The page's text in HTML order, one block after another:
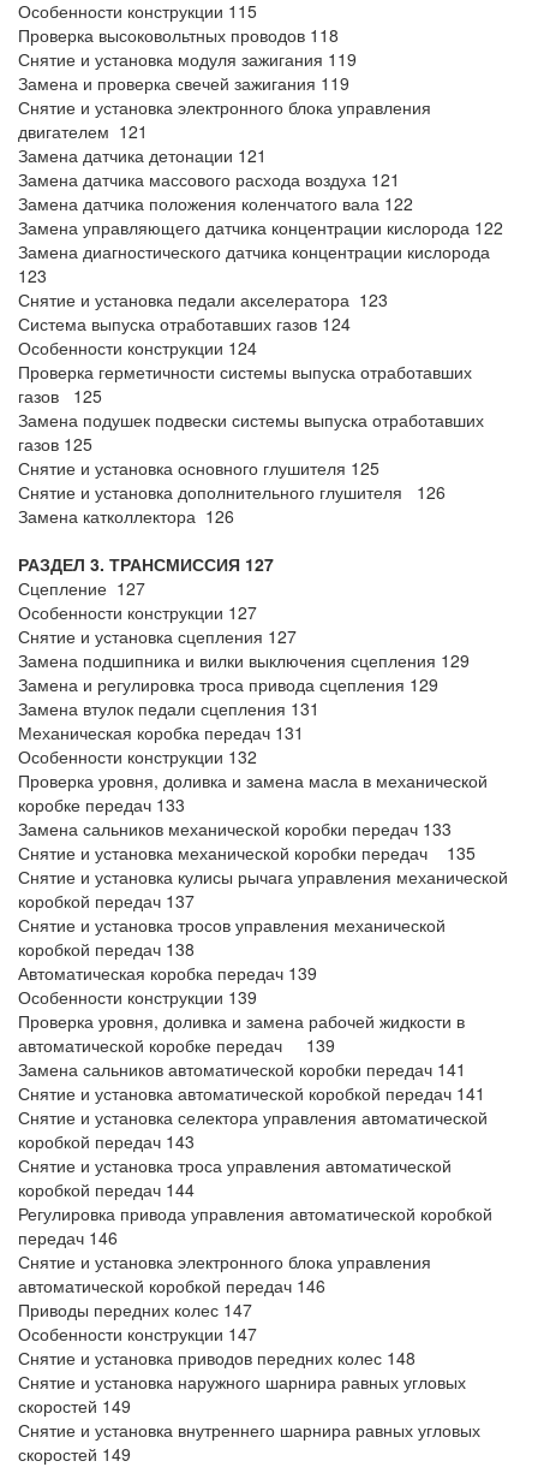
Особенности конструкции 115
Проверка высоковольтных проводов 118
Снятие и установка модуля зажигания 119
Замена и проверка свечей зажигания 119
Снятие и установка электронного блока управления
двигателем 121
Замена датчика детонации 121
Замена датчика массового расхода воздуха 121
Замена датчика положения коленчатого вала 122
Замена управляющего датчика концентрации кислорода 122
Замена диагностического датчика концентрации кислорода
123
Снятие и установка педали акселератора 123
Система выпуска отработавших газов 124
Особенности конструкции 124
Проверка герметичности системы выпуска отработавших
газов 125
Замена подушек подвески системы выпуска отработавших
газов 125
Снятие и установка основного глушителя 125
Снятие и установка дополнительного глушителя 126
Замена катколлектора 126
РАЗДЕЛ 3. ТРАНСМИССИЯ 127
Сцепление 127
Особенности конструкции 127
Снятие и установка сцепления 127
Замена подшипника и вилки выключения сцепления 129
Замена и регулировка троса привода сцепления 129
Замена втулок педали сцепления 131
Механическая коробка передач 131
Особенности конструкции 132
Проверка уровня, доливка и замена масла в механической
коробке передач 133
Замена сальников механической коробки передач 133
Снятие и установка механической коробки передач 135
Снятие и установка кулисы рычага управления механической
коробкой передач 137
Снятие и установка тросов управления механической
коробкой передач 138
Автоматическая коробка передач 139
Особенности конструкции 139
Проверка уровня, доливка и замена рабочей жидкости в
автоматической коробке передач 139
Замена сальников автоматической коробки передач 141
Снятие и установка автоматической коробкой передач 141
Снятие и установка селектора управления автоматической
коробкой передач 143
Снятие и установка троса управления автоматической
коробкой передач 144
Регулировка привода управления автоматической коробкой
передач 146
Снятие и установка электронного блока управления
автоматической коробкой передач 146
Приводы передних колес 147
Особенности конструкции 147
Снятие и установка приводов передних колес 148
Снятие и установка наружного шарнира равных угловых
скоростей 149
Снятие и установка внутреннего шарнира равных угловых
скоростей 149